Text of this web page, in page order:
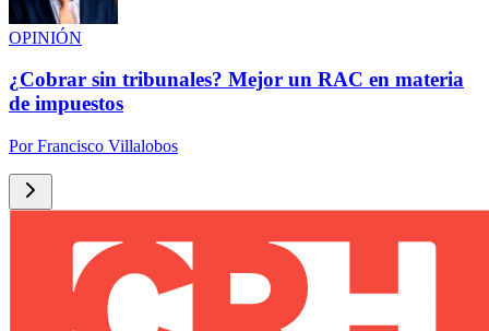
OPINIÓN
¿Cobrar sin tribunales? Mejor un RAC en materia
de impuestos
PorFrancisco Villalobos